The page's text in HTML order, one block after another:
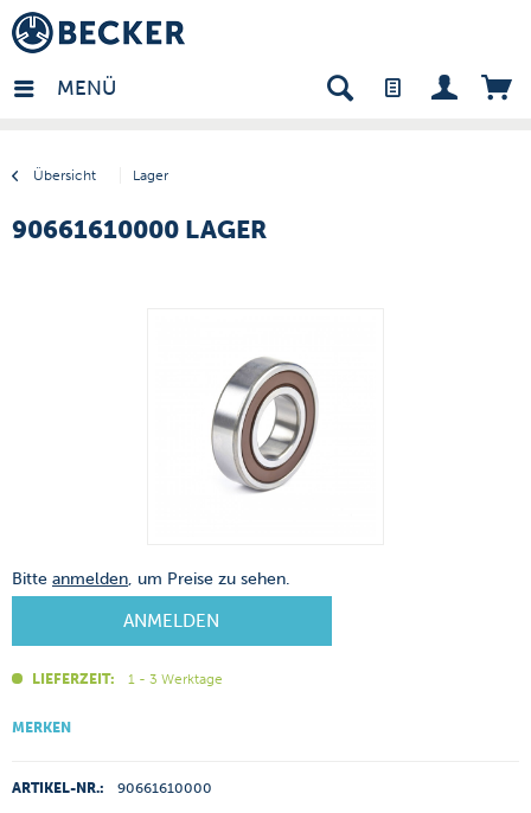
MENÜ
Übersicht Lager
- DE
90661610000 LAGER
Bitte anmelden, um Preise zu sehen.
ANMELDEN
LIEFERZEIT: 1 - 3 Werktage
MERKEN
ARTIKEL-NR.: 90661610000